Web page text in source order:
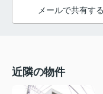
メールで共有する
近隣の物件